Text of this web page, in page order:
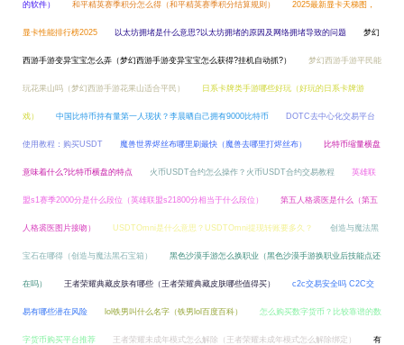
的软件） 和平精英赛季积分怎么得（和平精英赛季积分结算规则） 2025最新显卡天梯图，
显卡性能排行榜2025 以太坊拥堵是什么意思?以太坊拥堵的原因及网络拥堵导致的问题 梦幻
西游手游变异宝宝怎么弄（梦幻西游手游变异宝宝怎么获得?挂机自动抓?） 梦幻西游手游平民能
玩花果山吗（梦幻西游手游花果山适合平民） 日系卡牌类手游哪些好玩（好玩的日系卡牌游
戏） 中国比特币持有量第一人现状？李晨晒自己拥有9000比特币 DOTC去中心化交易平台
使用教程：购买USDT 魔兽世界烬丝布哪里刷最快（魔兽去哪里打烬丝布） 比特币缩量横盘
意味着什么?比特币横盘的特点 火币USDT合约怎么操作？火币USDT合约交易教程 英雄联
盟s1赛季2000分是什么段位（英雄联盟s21800分相当于什么段位） 第五人格裘医是什么（第五
人格裘医图片接吻） USDTOmni是什么意思？USDTOmni提现转账要多久？ 创造与魔法黑
宝石在哪得（创造与魔法黑石宝箱） 黑色沙漠手游怎么换职业（黑色沙漠手游换职业后技能点还
在吗） 王者荣耀典藏皮肤有哪些（王者荣耀典藏皮肤哪些值得买） c2c交易安全吗 C2C交
易有哪些潜在风险 lol铁男叫什么名字（铁男lol百度百科） 怎么购买数字货币？比较靠谱的数
字货币购买平台推荐 王者荣耀未成年模式怎么解除（王者荣耀未成年模式怎么解除绑定） 有